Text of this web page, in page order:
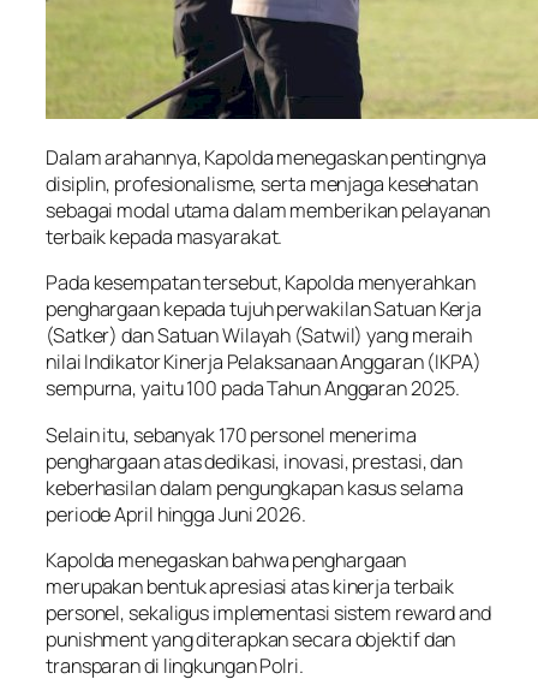
Dalam arahannya, Kapolda menegaskan pentingnya
disiplin, profesionalisme, serta menjaga kesehatan
sebagai modal utama dalam memberikan pelayanan
terbaik kepada masyarakat.
Pada kesempatan tersebut, Kapolda menyerahkan
penghargaan kepada tujuh perwakilan Satuan Kerja
(Satker) dan Satuan Wilayah (Satwil) yang meraih
nilai Indikator Kinerja Pelaksanaan Anggaran (IKPA)
sempurna, yaitu 100 pada Tahun Anggaran 2025.
Selain itu, sebanyak 170 personel menerima
penghargaan atas dedikasi, inovasi, prestasi, dan
keberhasilan dalam pengungkapan kasus selama
periode April hingga Juni 2026.
Kapolda menegaskan bahwa penghargaan
merupakan bentuk apresiasi atas kinerja terbaik
personel, sekaligus implementasi sistem reward and
punishment yang diterapkan secara objektif dan
transparan di lingkungan Polri.